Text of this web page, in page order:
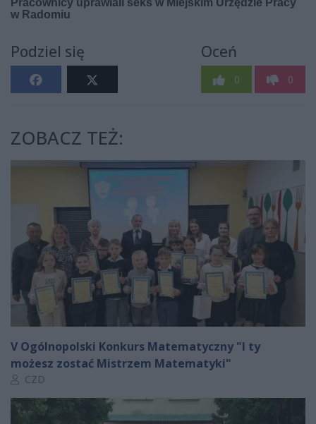
Podziel się Oceń
0 0
ZOBACZ TEŻ:
V Ogólnopolski Konkurs Matematyczny "I ty
możesz zostać Mistrzem Matematyki"
Autor artykułu:
CZD